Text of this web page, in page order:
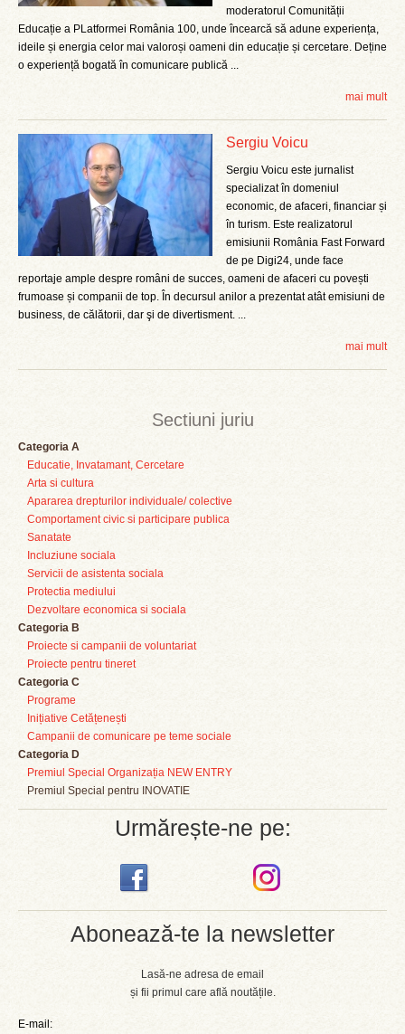
Sectiuni juriu
Categoria A
Educatie, Invatamant, Cercetare
Arta si cultura
Apararea drepturilor individuale/ colective
Comportament civic si participare publica
Sanatate
Incluziune sociala
Servicii de asistenta sociala
Protectia mediului
Dezvoltare economica si sociala
Categoria B
Proiecte si campanii de voluntariat
Proiecte pentru tineret
Categoria C
Programe
Inițiative Cetățenești
Campanii de comunicare pe teme sociale
Categoria D
Premiul Special Organizația NEW ENTRY
Premiul Special pentru INOVATIE
Urmărește-ne pe:
Abonează-te la newsletter
Lasă-ne adresa de email
și fii primul care află noutățile.
E-mail:
moderatorul Comunității
Educație a PLatformei România 100, unde încearcă să adune experiența,
ideile și energia celor mai valoroși oameni din educație și cercetare. Deține
o experiență bogată în comunicare publică ...
mai mult
Sergiu Voicu
Sergiu Voicu este jurnalist
specializat în domeniul
economic, de afaceri, financiar și
în turism. Este realizatorul
emisiunii România Fast Forward
de pe Digi24, unde face
reportaje ample despre români de succes, oameni de afaceri cu povești
frumoase și companii de top. În decursul anilor a prezentat atât emisiuni de
business, de călătorii, dar şi de divertisment. ...
mai mult